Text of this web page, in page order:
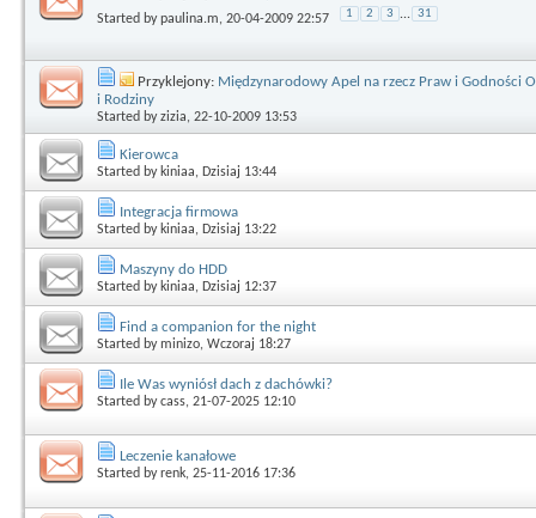
Started bypaulina.m, 20-04-2009 22:57 1 2 3 ... 31
Przyklejony: Międzynarodowy Apel na rzecz Praw i Godności
i Rodziny
Started byzizia, 22-10-2009 13:53
Kierowca
Started by kiniaa, Dzisiaj 13:44
Integracja firmowa
Started by kiniaa, Dzisiaj 13:22
Maszyny do HDD
Started by kiniaa, Dzisiaj 12:37
Find a companion for the night
Started byminizo, Wczoraj 18:27
Ile Was wyniósł dach z dachówki?
Started bycass, 21-07-2025 12:10
Leczenie kanałowe
Started byrenk, 25-11-2016 17:36